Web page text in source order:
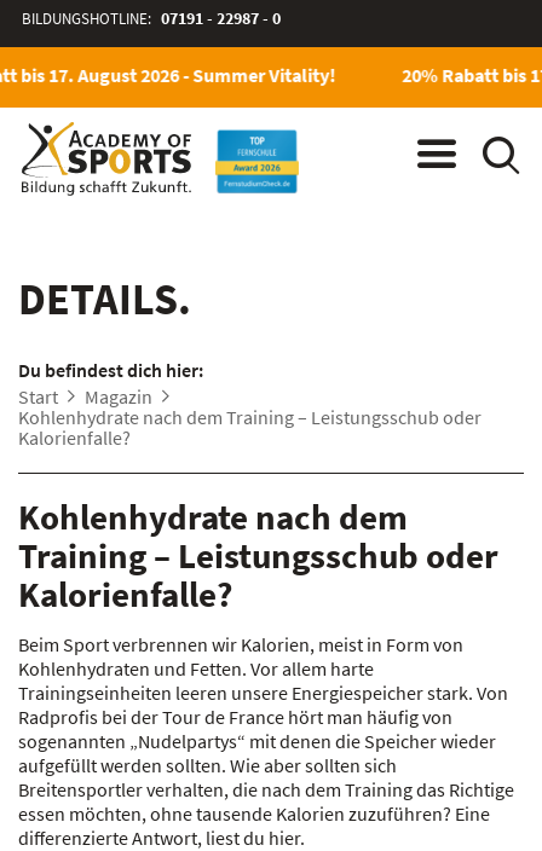
BILDUNGSHOTLINE: 07191 - 22987 - 0
bis 17. August 2026 - Summer Vitality! 20% Rabatt bis
DETAILS.
Du befindest dich hier:
Start
Magazin
Kohlenhydrate nach dem Training – Leistungsschub oder
Kalorienfalle?
Kohlenhydrate nach dem
Training – Leistungsschub oder
Kalorienfalle?
Beim Sport verbrennen wir Kalorien, meist in Form von
Kohlenhydraten und Fetten. Vor allem harte
Trainingseinheiten leeren unsere Energiespeicher stark. Von
Radprofis bei der Tour de France hört man häufig von
sogenannten „Nudelpartys“ mit denen die Speicher wieder
aufgefüllt werden sollten. Wie aber sollten sich
Breitensportler verhalten, die nach dem Training das Richtige
essen möchten, ohne tausende Kalorien zuzuführen? Eine
differenzierte Antwort, liest du hier.